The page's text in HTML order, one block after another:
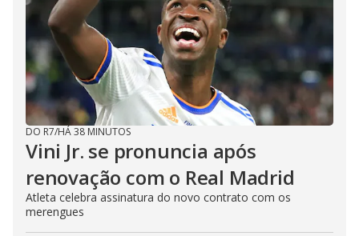
DO R7/HÁ 38 MINUTOS
Vini Jr. se pronuncia após
renovação com o Real Madrid
Atleta celebra assinatura do novo contrato com os
merengues